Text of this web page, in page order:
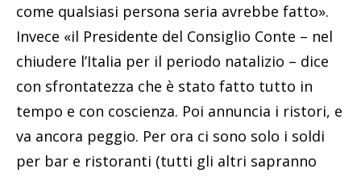
come qualsiasi persona seria avrebbe fatto».
Invece «il Presidente del Consiglio Conte – nel
chiudere l’Italia per il periodo natalizio – dice
con sfrontatezza che è stato fatto tutto in
tempo e con coscienza. Poi annuncia i ristori, e
va ancora peggio. Per ora ci sono solo i soldi
per bar e ristoranti (tutti gli altri sapranno